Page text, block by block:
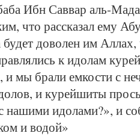
Ибн Саввар аль-
что рассказал ему
доволен им Аллах,
к идолам
мы брали емкости с
и курейшиты
нашими идолами?», и
и водой»